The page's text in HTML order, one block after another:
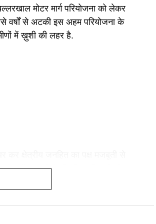
मोटर मार्ग परियोजना को लेकर
वर्षों से अटकी इस अहम परियोजना के
में ख़ुशी की लहर है.
में प्रभावी पैरवी की. सभी पक्षों की